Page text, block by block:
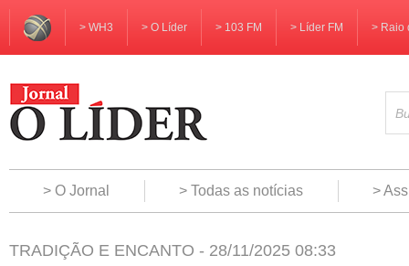
> WH3 > O Líder > 103 FM > Líder FM > Raio
> O Jornal > Todas as notícias >
TRADIÇÃO E ENCANTO - 28/11/2025 08:33